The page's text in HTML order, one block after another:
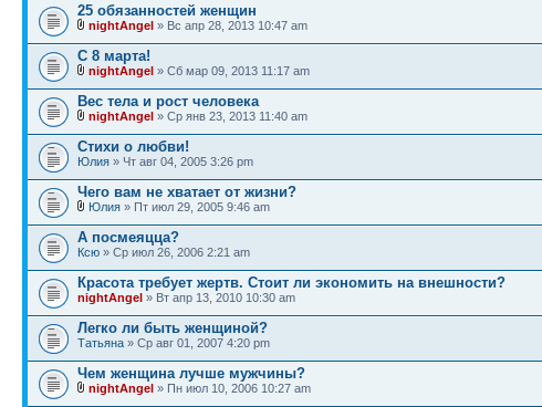
25 обязанностей женщин
nightAngel » Вс апр 28, 2013 10:47 am
С 8 марта!
nightAngel » Сб мар 09, 2013 11:17 am
Вес тела и рост человека
nightAngel » Ср янв 23, 2013 11:40 am
Стихи о любви!
Юлия » Чт авг 04, 2005 3:26 pm
Чего вам не хватает от жизни?
Юлия » Пт июл 29, 2005 9:46 am
А посмеяцца?
Ксю » Ср июл 26, 2006 2:21 am
Красота требует жертв. Стоит ли экономить на внешности?
nightAngel » Вт апр 13, 2010 10:30 am
Легко ли быть женщиной?
Татьяна » Ср авг 01, 2007 4:20 pm
Чем женщина лучше мужчины?
nightAngel » Пн июл 10, 2006 10:27 am